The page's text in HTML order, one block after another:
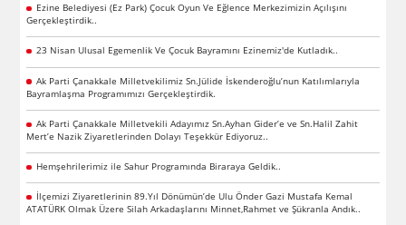
Ezine Belediyesi (Ez Park) Çocuk Oyun Ve Eğlence Merkezimizin Açılışını
Gerçekleştirdik..
23 Nisan Ulusal Egemenlik Ve Çocuk Bayramını Ezinemiz'de Kutladık..
Ak Parti Çanakkale Milletvekilimiz Sn.Jülide İskenderoğlu’nun Katılımlarıyla
Bayramlaşma Programımızı Gerçekleştirdik.
Ak Parti Çanakkale Milletvekili Adayımız Sn.Ayhan Gider’e ve Sn.Halil Zahit
Mert’e Nazik Ziyaretlerinden Dolayı Teşekkür Ediyoruz..
Hemşehrilerimiz ile Sahur Programında Biraraya Geldik..
İlçemizi Ziyaretlerinin 89.Yıl Dönümün’de Ulu Önder Gazi Mustafa Kemal
ATATÜRK Olmak Üzere Silah Arkadaşlarını Minnet,Rahmet ve Şükranla Andık..